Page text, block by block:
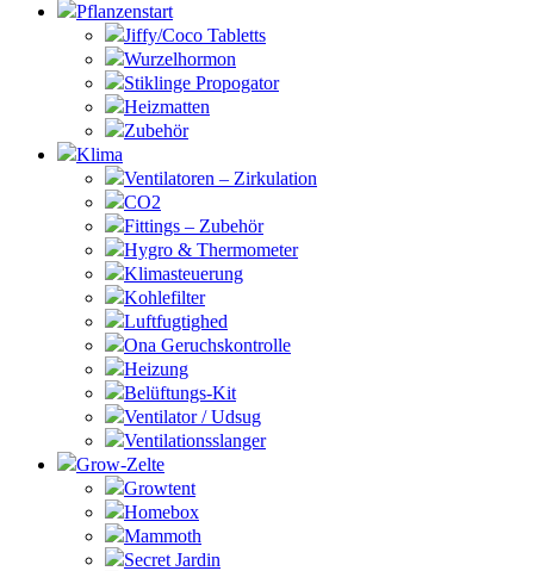
Pflanzenstart
Jiffy/Coco Tabletts
Wurzelhormon
Stiklinge Propogator
Heizmatten
Zubehör
Klima
Ventilatoren – Zirkulation
CO2
Fittings – Zubehör
Hygro & Thermometer
Klimasteuerung
Kohlefilter
Luftfugtighed
Ona Geruchskontrolle
Heizung
Belüftungs-Kit
Ventilator / Udsug
Ventilationsslanger
Grow-Zelte
Growtent
Homebox
Mammoth
Secret Jardin